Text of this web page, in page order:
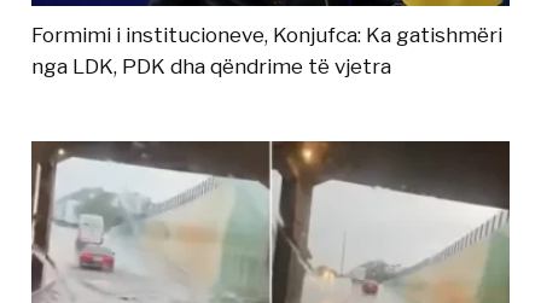
Formimi i institucioneve, Konjufca: Ka gatishmëri
nga LDK, PDK dha qëndrime të vjetra